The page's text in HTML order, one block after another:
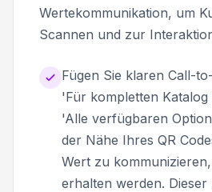
Wertekommunikation, um
Scannen und zur
Fügen Sie klaren Call-
'Für kompletten
'Alle verfügbaren
der Nähe Ihres QR
Wert zu
erhalten werden. Dieser